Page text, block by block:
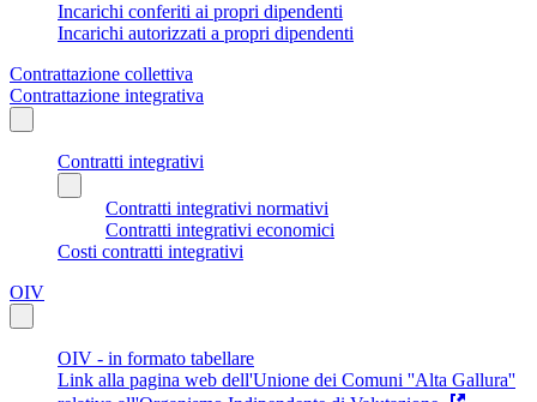
Incarichi conferiti ai propri dipendenti
Incarichi autorizzati a propri dipendenti
Contrattazione collettiva
Contrattazione integrativa
Contratti integrativi
Contratti integrativi normativi
Contratti integrativi economici
Costi contratti integrativi
OIV
OIV - in formato tabellare
Link alla pagina web dell'Unione dei Comuni ''Alta Gallura''